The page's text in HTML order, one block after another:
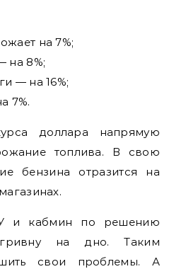
на 7%;
на 8%;
— на 16%;
7%.
доллара напрямую
топлива. В свою
бензина отразится на
и кабмин по решению
гривну на дно. Таким
свои проблемы. А